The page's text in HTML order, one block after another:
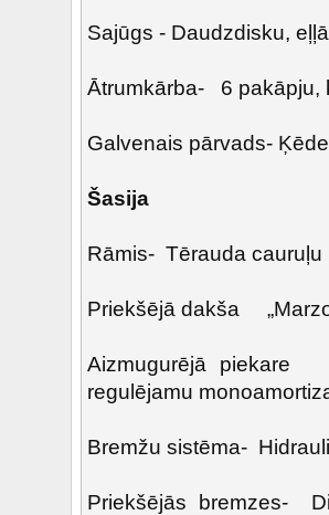
Sajūgs - Daudzdisku, eļļā
Ātrumkārba- 6 pakāpju,
Galvenais pārvads- Ķēde
Šasija
Rāmis- Tērauda cauruļu
Priekšējā dakša
Aizmugurējā piekare
regulējamu
Bremžu sistēma-
Priekšējās bremzes-